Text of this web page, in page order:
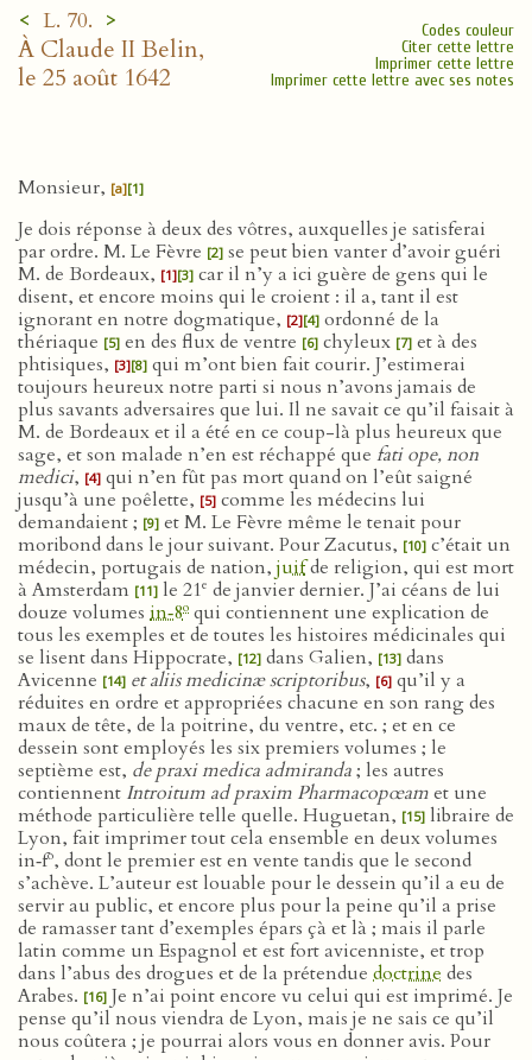
< L. 70. >
À Claude II Belin,
le 25 août 1642
Codes couleur
Citer cette lettre
Imprimer cette lettre
Imprimer cette lettre avec ses notes
Monsieur, [a][1]
Je dois réponse à deux des vôtres, auxquelles je satisferai
par ordre. M. Le Fèvre [2] se peut bien vanter d’avoir guéri
M. de Bordeaux, [1][3] car il n’y a ici guère de gens qui le
disent, et encore moins qui le croient : il a, tant il est
ignorant en notre dogmatique, [2][4] ordonné de la
thériaque [5] en des flux de ventre [6] chyleux [7] et à des
phtisiques, [3][8] qui m’ont bien fait courir. J’estimerai
toujours heureux notre parti si nous n’avons jamais de
plus savants adversaires que lui. Il ne savait ce qu’il faisait à
M. de Bordeaux et il a été en ce coup-là plus heureux que
sage, et son malade n’en est réchappé que fati ope, non
medici, [4] qui n’en fût pas mort quand on l’eût saigné
jusqu’à une poêlette, [5] comme les médecins lui
demandaient ; [9] et M. Le Fèvre même le tenait pour
moribond dans le jour suivant. Pour Zacutus, [10] c’était un
médecin, portugais de nation,juifde religion, qui est mort
à Amsterdam [11] le 21e de janvier dernier. J’ai céans de lui
douze volumes in‑8o qui contiennent une explication de
tous les exemples et de toutes les histoires médicinales qui
se lisent dans Hippocrate, [12] dans Galien, [13] dans
Avicenne [14] et aliis medicinæ scriptoribus, [6] qu’il y a
réduites en ordre et appropriées chacune en son rang des
maux de tête, de la poitrine, du ventre, etc. ; et en ce
dessein sont employés les six premiers volumes ; le
septième est, de praxi medica admiranda; les autres
contiennent Introitum ad praxim Pharmacopœamet une
méthode particulière telle quelle. Huguetan, [15] libraire de
Lyon, fait imprimer tout cela ensemble en deux volumes
in‑fo, dont le premier est en vente tandis que le second
s’achève. L’auteur est louable pour le dessein qu’il a eu de
servir au public, et encore plus pour la peine qu’il a prise
de ramasser tant d’exemples épars çà et là ; mais il parle
latin comme un Espagnol et est fort avicenniste, et trop
dans l’abus des drogues et de la prétendue doctrine des
Arabes. [16] Je n’ai point encore vu celui qui est imprimé. Je
pense qu’il nous viendra de Lyon, mais je ne sais ce qu’il
nous coûtera ; je pourrai alors vous en donner avis. Pour